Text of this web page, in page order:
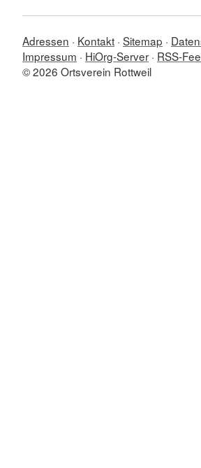
Adressen Kontakt Sitemap
Impressum
HiOrg-Server RSS-
© 2026 Ortsverein Rottweil